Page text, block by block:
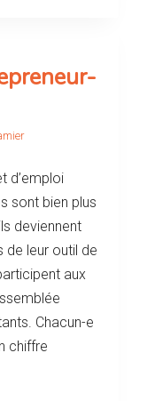
d’emploi
sont bien plus
deviennent
leur outil de
aux
Chacun-e
chiffre